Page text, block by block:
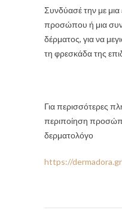
Συνδύασέ την με μια
προσώπου ή μια
δέρματος, για να
τη φρεσκάδα της
Για περισσότερες
περιποίηση
δερματολόγο
https://